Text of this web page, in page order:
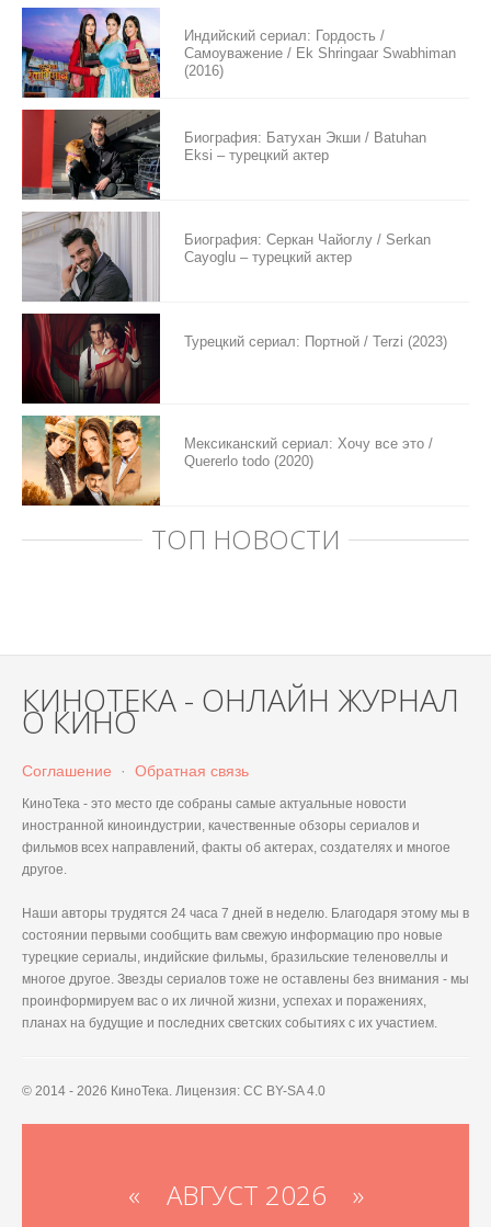
Индийский сериал: Гордость /
Самоуважение / Ek Shringaar Swabhiman
(2016)
Биография: Батухан Экши / Batuhan
Eksi – турецкий актер
Биография: Серкан Чайоглу / Serkan
Cayoglu – турецкий актер
Турецкий сериал: Портной / Terzi (2023)
Мексиканский сериал: Хочу все это /
Quererlo todo (2020)
ТОП НОВОСТИ
КИНОТЕКА - ОНЛАЙН ЖУРНАЛ
О КИНО
Соглашение · Обратная связь
КиноТека - это место где собраны самые актуальные новости
иностранной киноиндустрии, качественные обзоры сериалов и
фильмов всех направлений, факты об актерах, создателях и многое
другое.
Наши авторы трудятся 24 часа 7 дней в неделю. Благодаря этому мы в
состоянии первыми сообщить вам свежую информацию про новые
турецкие сериалы, индийские фильмы, бразильские теленовеллы и
многое другое. Звезды сериалов тоже не оставлены без внимания - мы
проинформируем вас о их личной жизни, успехах и поражениях,
планах на будущие и последних светских событиях с их участием.
© 2014 - 2026 КиноТека. Лицензия: CC BY-SA 4.0
« АВГУСТ 2026 »